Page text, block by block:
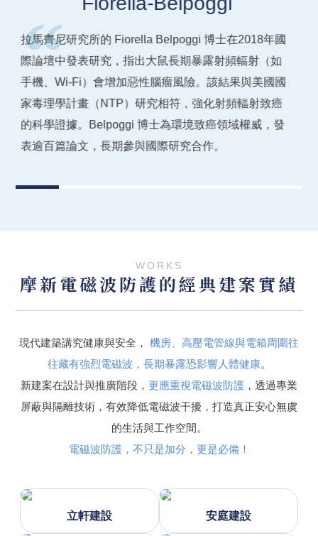
“
1995年，華盛頓大學教授 Henry Lai 發現手機類似的
微波輻射可能造成老鼠腦細胞 DNA 損傷，儘管該劑量
低於安全標準。研究引起手機業界關注，摩托羅拉甚
至試圖質疑研究可信度。Lai 認為，這些初步發現應被
認真對待並持續研究。然而，由於業界對研究資金的
掌控，獨立研究難以推進，也讓風險評估缺乏全面
WORKS
摩新電磁波防護的經典建案實績
現代建築講究健康與安全， 機房、高壓電管線與電箱周圍往
往藏有強烈電磁波，長期暴露恐影響人體健康。
新建案在設計與推廣階段， 更應重視電磁波防護 ，透過專業
屏蔽與隔離技術，有效降低電磁波干擾，打造真正安心無虞
的生活與工作空間。
電磁波防護，不只是加分，更是必備！
立軒建設 安庭建設